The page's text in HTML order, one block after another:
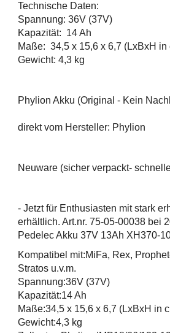
Technische Daten:
Spannung: 36V (37V)
Kapazität: 14 Ah
Maße: 34,5 x 15,6 x 6,7 (LxBxH in
Gewicht: 4,3 kg
Phylion Akku (Original - Kein
direkt vom Hersteller: Phylion
Neuware (sicher verpackt-
- Jetzt für Enthusiasten mit stark
erhältlich. Art.nr. 75-05-00038 bei
Pedelec Akku 37V 13Ah XH370-
Kompatibel mit:MiFa, Rex,
Stratos u.v.m.
Spannung:36V (37V)
Kapazität:14 Ah
Maße:34,5 x 15,6 x 6,7 (LxBxH in
Gewicht:4,3 kg